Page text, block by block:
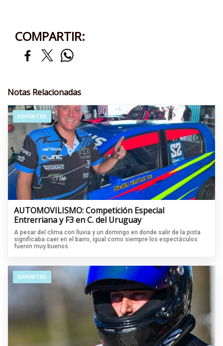
COMPARTIR:
Notas Relacionadas
DEPORTES
AUTOMOVILISMO: Competición Especial
Entrerriana y F3 en C. del Uruguay
A pesar del clima con lluvia y un domingo en donde salir de la pista
significaba caer en el barro, igual como siempre los espectáculos
fueron muy buenos.
DEPORTES